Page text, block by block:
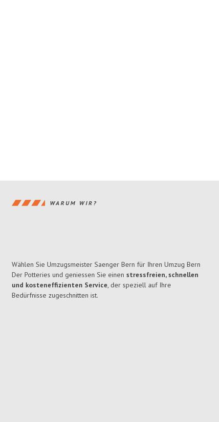
WARUM WIR?
Wählen Sie Umzugsmeister Saenger Bern für Ihren Umzug Bern
Der Potteries und geniessen Sie einen stressfreien, schnellen
und kosteneffizienten Service, der speziell auf Ihre
Bedürfnisse zugeschnitten ist.